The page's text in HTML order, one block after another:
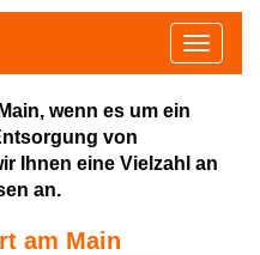
Toggle
wenn es um ein
von
Ihnen eine Vielzahl an
an.
am Main